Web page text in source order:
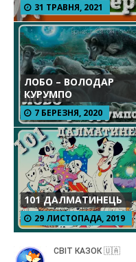
31 ТРАВНЯ, 2021
ЛОБО – ВОЛОДАР
КУРУМПО
7 БЕРЕЗНЯ, 2020
101 ДАЛМАТИНЕЦЬ
29 ЛИСТОПАДА, 2019